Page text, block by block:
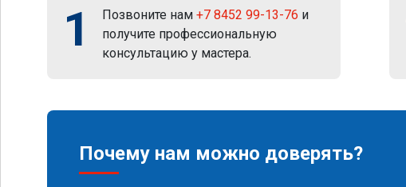
1 Позвоните нам +7 8452 99-13-76 и
получите профессиональную
консультацию у мастера.
Почему нам можно доверять?